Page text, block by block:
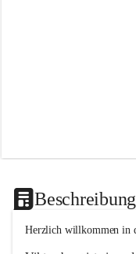
Beschreibung
Herzlich willkommen in